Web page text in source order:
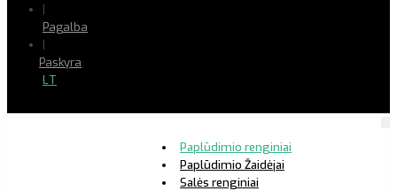
|
Pagalba
|
Paskyra
LT
Paplūdimio renginiai
Paplūdimio Žaidėjai
Salės renginiai